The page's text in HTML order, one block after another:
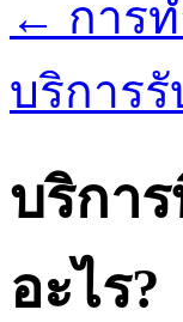
← การ
บริการ
บริกา
อะไร?